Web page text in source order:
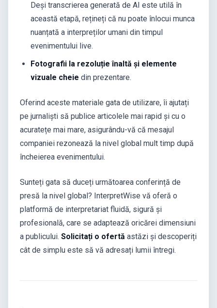
Deși transcrierea generată de AI este utilă în
această etapă, rețineți că nu poate înlocui munca
nuanțată a interpreților umani din timpul
evenimentului live.
Fotografii la rezoluție înaltă și elemente
vizuale cheie din prezentare.
Oferind aceste materiale gata de utilizare, îi ajutați
pe jurnaliști să publice articolele mai rapid și cu o
acuratețe mai mare, asigurându-vă că mesajul
companiei rezonează la nivel global mult timp după
încheierea evenimentului.
Sunteți gata să duceți următoarea conferință de
presă la nivel global? InterpretWise vă oferă o
platformă de interpretariat fluidă, sigură și
profesională, care se adaptează oricărei dimensiuni
a publicului. Solicitați o ofertă astăzi și descoperiți
cât de simplu este să vă adresați lumii întregi.